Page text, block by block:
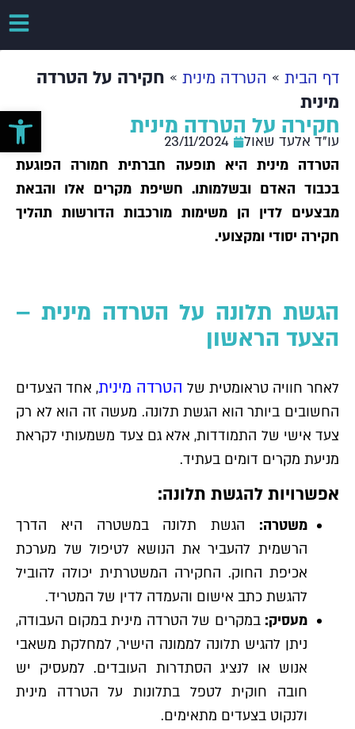
דף הבית » הטרדה מינית » חקירה על הטרדה
מינית
חקירה על הטרדה מינית
עו"ד אלעד שאול
23/11/2024
הטרדה מינית היא תופעה חברתית חמורה הפוגעת
בכבוד האדם ובשלמותו. חשיפת מקרים אלו והבאת
מבצעים לדין הן משימות מורכבות הדורשות תהליך
חקירה יסודי ומקצועי.
הגשת תלונה על הטרדה מינית –
הצעד הראשון
לאחר חוויה טראומטית של הטרדה מינית, אחד הצעדים
החשובים ביותר הוא הגשת תלונה. מעשה זה הוא לא רק
צעד אישי של התמודדות, אלא גם צעד משמעותי לקראת
מניעת מקרים דומים בעתיד.
אפשרויות להגשת תלונה:
משטרה: הגשת תלונה במשטרה היא הדרך
הרשמית להעביר את הנושא לטיפול של מערכת
אכיפת החוק. החקירה המשטרתית יכולה להוביל
להגשת כתב אישום והעמדה לדין של המטריד.
מעסיק:במקרים של הטרדה מינית במקום העבודה,
ניתן להגיש תלונה לממונה הישיר, למחלקת משאבי
אנוש או לנציג הסתדרות העובדים. למעסיק יש
חובה חוקית לטפל בתלונות על הטרדה מינית
ולנקוט בצעדים מתאימים.
פתח